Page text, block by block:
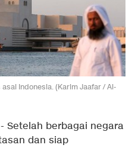
Indonesia. (Karim Jaafar / Al-
Setelah berbagai negara
dan siap